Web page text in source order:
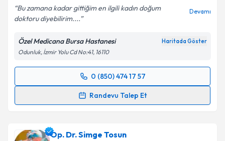
Bu zamana kadar gittiğim en ilgili kadın doğum
doktoru diyebilirim....
Devamı
Özel Medicana Bursa Hastanesi Haritada Göster
Odunluk, İzmir Yolu Cd No:41, 16110
0 (850) 474 17 57
Randevu Talep Et
Randevu Takvimi Talebi
takvim hazırlandığında e-posta ile bilgilendireceğiz.
Op. Dr. Simge Tosun